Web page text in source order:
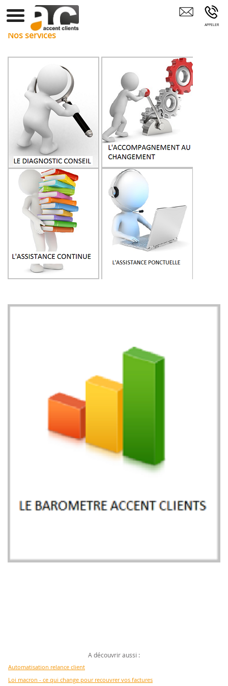
Nos services
A découvrir aussi :
Automatisation relance client
Loi macron - ce qui change pour recouvrer vos factures